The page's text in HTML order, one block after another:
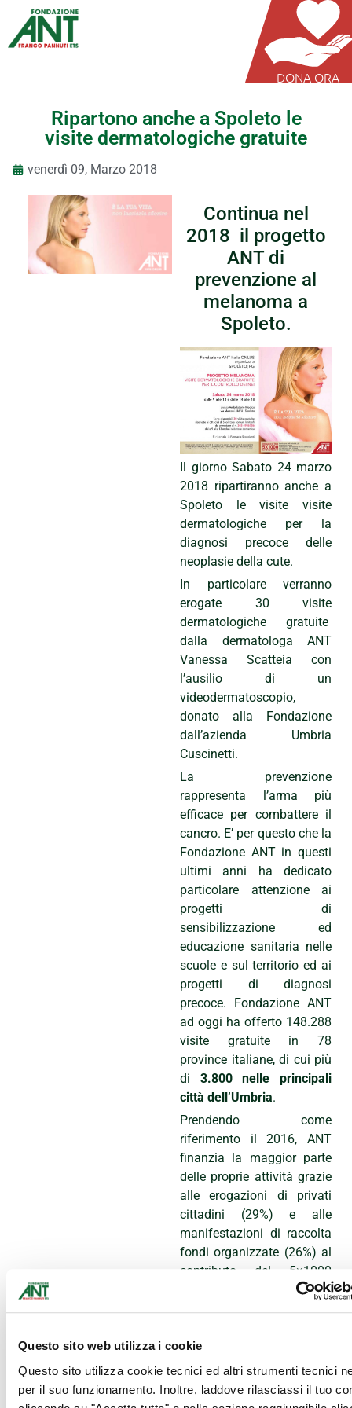
Questo sito web utilizza i cookie
Questo sito utilizza cookie tecnici ed altri strumenti tecnici
per il suo funzionamento. Inoltre, laddove rilasciassi il tuo
DONA ORA
Ripartono anche a Spoleto le
visite dermatologiche gratuite
venerdì 09, Marzo 2018
Continua nel
2018 il progetto
ANT di
prevenzione al
melanoma a
Spoleto.
Il giorno Sabato 24 marzo
2018 ripartiranno anche a
Spoleto le visite visite
dermatologiche per la
diagnosi precoce delle
neoplasie della cute.
In particolare verranno
erogate 30 visite
dermatologiche gratuite
dalla dermatologa ANT
Vanessa Scatteia con
l’ausilio di un
videodermatoscopio,
donato alla Fondazione
dall’azienda Umbria
Cuscinetti.
La prevenzione
rappresenta l’arma più
efficace per combattere il
cancro. E’ per questo che la
Fondazione ANT in questi
ultimi anni ha dedicato
particolare attenzione ai
progetti di
sensibilizzazione ed
educazione sanitaria nelle
scuole e sul territorio ed ai
progetti di diagnosi
precoce. Fondazione ANT
ad oggi ha offerto 148.288
visite gratuite in 78
province italiane, di cui più
di 3.800 nelle principali
città dell’Umbria.
Prendendo come
riferimento il 2016, ANT
finanzia la maggior parte
delle proprie attività grazie
alle erogazioni di privati
cittadini (29%) e alle
manifestazioni di raccolta
fondi organizzate (26%) al
contributo del 5×1000
(15%) a lasciti e donazioni
(9%).
raccoglie deriva da fondi
pubblici. ANT è la 9^ Onlus
nella graduatoria